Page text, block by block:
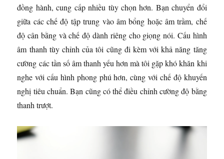
đồng hành, cung cấp nhiều tùy chọn hơn. Bạn chuyển đổi
giữa các chế độ tập trung vào âm bổng hoặc âm trầm, chế
độ cân bằng và chế độ dành riêng cho giọng nói. Cấu hình
âm thanh tùy chỉnh của tôi cũng đi kèm với khả năng tăng
cường các tần số âm thanh yếu hơn mà tôi gặp khó khăn khi
nghe với cấu hình phong phú hơn, cùng với chế độ khuyến
nghị tiêu chuẩn. Bạn cũng có thể điều chỉnh cường độ bằng
thanh trượt.